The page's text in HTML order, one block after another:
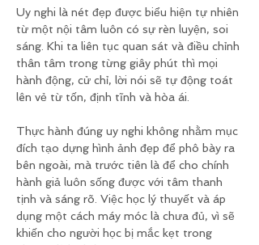
Uy nghi là nét đẹp được biểu hiện tự nhiên
từ một nội tâm luôn có sự rèn luyện, soi
sáng. Khi ta liên tục quan sát và điều chỉnh
thân tâm trong từng giây phút thì mọi
hành động, cử chỉ, lời nói sẽ tự động toát
lên vẻ từ tốn, định tĩnh và hòa ái.
Thực hành đúng uy nghi không nhằm mục
đích tạo dựng hình ảnh đẹp để phô bày ra
bên ngoài, mà trước tiên là để cho chính
hành giả luôn sống được với tâm thanh
tịnh và sáng rõ. Việc học lý thuyết và áp
dụng một cách máy móc là chưa đủ, vì sẽ
khiến cho người học bị mắc kẹt trong